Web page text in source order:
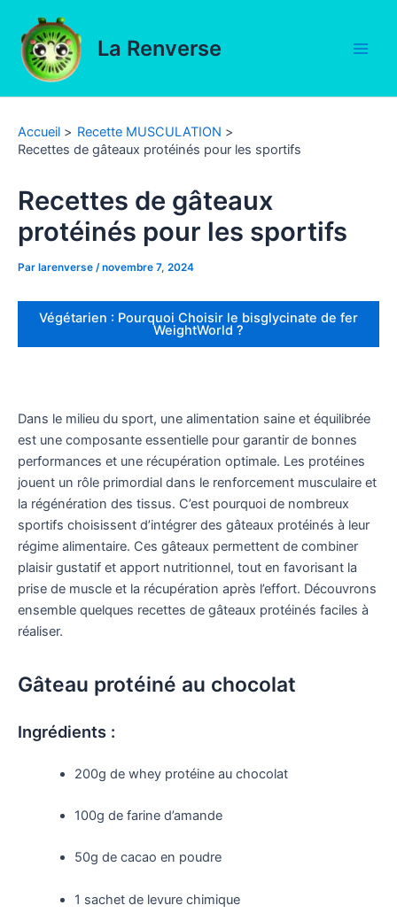
contenu
La Renverse
Accueil
Recette MUSCULATION
Recettes de gâteaux protéinés pour les sportifs
Recettes de gâteaux
protéinés pour les sportifs
Par larenverse /novembre 7, 2024
Végétarien : Pourquoi Choisir le bisglycinate de fer
WeightWorld ?
Dans le milieu du sport, une alimentation saine et équilibrée
est une composante essentielle pour garantir de bonnes
performances et une récupération optimale. Les protéines
jouent un rôle primordial dans le renforcement musculaire et
la régénération des tissus. C’est pourquoi de nombreux
sportifs choisissent d’intégrer des gâteaux protéinés à leur
régime alimentaire. Ces gâteaux permettent de combiner
plaisir gustatif et apport nutritionnel, tout en favorisant la
prise de muscle et la récupération après l’effort. Découvrons
ensemble quelques recettes de gâteaux protéinés faciles à
réaliser.
Gâteau protéiné au chocolat
Ingrédients :
200g de whey protéine au chocolat
100g de farine d’amande
50g de cacao en poudre
1 sachet de levure chimique